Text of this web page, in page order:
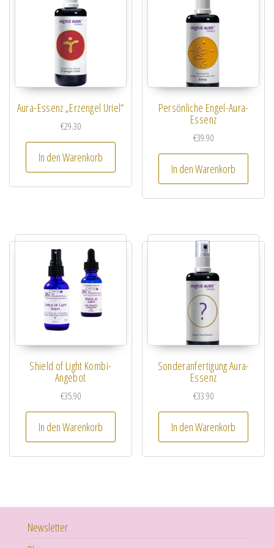
Aura-Essenz „Erzengel Uriel“
€29.30
In den Warenkorb
Persönliche Engel-Aura-
Essenz
€39.90
In den Warenkorb
Shield of Light Kombi-
Angebot
€35.90
In den Warenkorb
Sonderanfertigung Aura-
Essenz
€33.90
In den Warenkorb
Newsletter